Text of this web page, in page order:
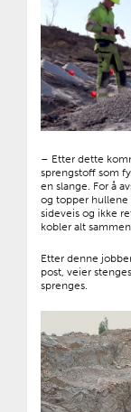
– Etter dette
sprengstoff som
en slange. For å
og topper hullene
sideveis og ikke
kobler alt
Etter denne
post, veier
sprenges.